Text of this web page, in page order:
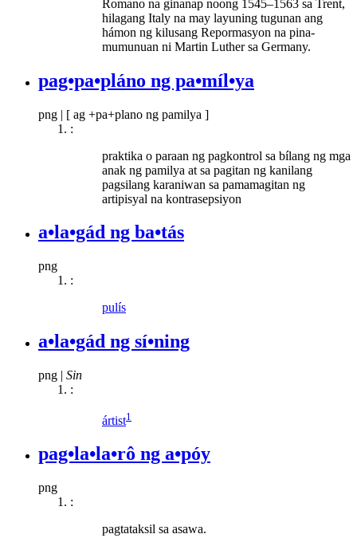
Romano na ginanap noong 1545–1563 sa Trent,
hilagang Italy na may layuning tugunan ang
hámon ng kilusang Repormasyon na pina-
mumunuan ni Martin Luther sa Germany.
pag•pa•pláno ng pa•míl•ya
png | [ ag +pa+plano ng pamilya ]
:
praktika o paraan ng pagkontrol sa bílang ng mga
anak ng pamilya at sa pagitan ng kanilang
pagsilang karaniwan sa pamamagitan ng
artipisyal na kontrasepsiyon
a•la•gád ng ba•tás
png
:
pulís
a•la•gád ng sí•ning
png | Sin
:
ártist1
pag•la•la•rô ng a•póy
png
:
pagtataksil sa asawa.